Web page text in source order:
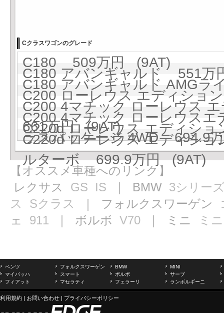
Cクラスワゴンのグレード
C180 509万円 (9AT)
C180 アバンギャルド 551万
C180 アバンギャルド AMG
C200 ローレウス エディショ
C200 4マチック ローレウス
661万円 (9AT)
C200 4マチック ローレウス
ラスパッケージ 4WD 694.9
C220d ローレウス エディシ
C220d ローレウス エディシ
ルターボ 699.9万円 (9AT)
【オススメ車種へのリンク】
レクサス GS IS ｜ BMW 3シリー
ス
Sクラス ｜ フォルクスワーゲン
ェ 911 ｜ ボルボ V70 ｜ ミニ ミニ
ベンツ フォルクスワーゲン BMW
MINI
マイバッハ
スマート ボルボ
サーブ
フィアット
マセラティ フェラーリ ランボルギーニ
利用規約 | お問い合わせ | プライバシーポリシー